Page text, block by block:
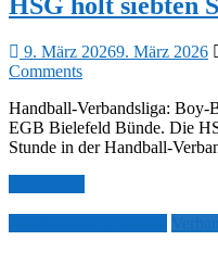
9. März 20269. März 2026
Comments
Handball-Verbandsliga: Boy-
EGB Bielefeld Bünde. Die
Stunde in der Handball-